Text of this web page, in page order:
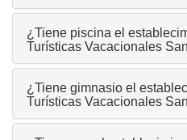
¿Tiene piscina el
Turísticas Vacacionales
¿Tiene gimnasio el
Turísticas Vacacionales